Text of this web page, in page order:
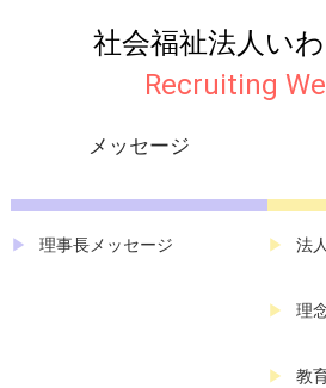
社会福祉法人い
Recruiting
メッセージ
理事長メッセージ 法
理
教